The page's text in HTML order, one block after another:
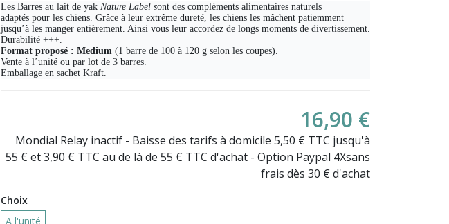
(1 avis)
Les Barres au lait de yak Nature Label sont des compléments alimentaires naturels
adaptés pour les chiens. Grâce à leur extrême dureté, les chiens les mâchent patiemment
jusqu’à les manger entièrement. Ainsi vous leur accordez de longs moments de divertissement.
Durabilité +++.
Format proposé : Medium (1 barre de 100 à 120 g selon les coupes).
Vente à l’unité ou par lot de 3 barres.
Emballage en sachet Kraft.
16,90 €
Mondial Relay inactif - Baisse des tarifs à domicile 5,50 € TTC jusqu'à
55 € et 3,90 € TTC au de là de 55 € TTC d'achat - Option Paypal 4Xsans
frais dès 30 € d'achat
Choix
A l'unité